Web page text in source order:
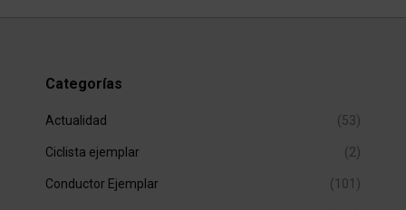
Categorías
Actualidad (53)
Ciclista ejemplar (2)
Conductor Ejemplar (101)